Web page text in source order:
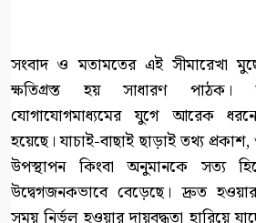
সংবাদ ও মতামতের এই সীমারেখা
ক্ষতিগ্রস্ত হয় সাধারণ পাঠক।
যোগাযোগমাধ্যমের যুগে আরেক
হয়েছে। যাচাই-বাছাই ছাড়াই তথ্য
উপস্থাপন কিংবা অনুমানকে সত্য
উদ্বেগজনকভাবে বেড়েছে। দ্রুত